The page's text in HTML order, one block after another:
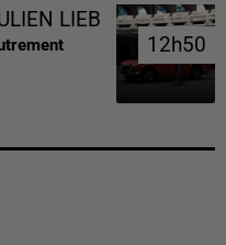
LIEB
12h50
12h50